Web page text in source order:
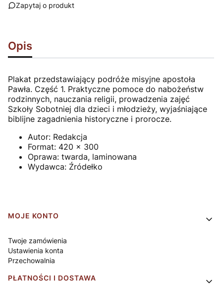
Zapytaj o produkt
Opis
Plakat przedstawiający podróże misyjne apostoła
Pawła. Część 1. Praktyczne pomoce do nabożeństw
rodzinnych, nauczania religii, prowadzenia zajęć
Szkoły Sobotniej dla dzieci i młodzieży, wyjaśniające
biblijne zagadnienia historyczne i prorocze.
Autor: Redakcja
Format: 420 x 300
Oprawa: twarda, laminowana
Wydawca: Źródełko
Linki w stopce
MOJE KONTO
Twoje zamówienia
Ustawienia konta
Przechowalnia
PŁATNOŚCI I DOSTAWA